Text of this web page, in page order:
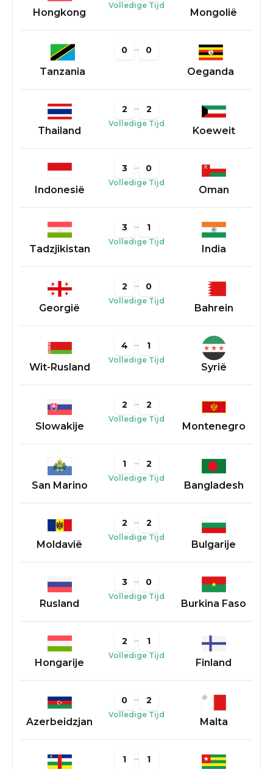
Hongkong
Volledige Tijd
Mongolië
Tanzania
0 0
Oeganda
Thailand
2 2
Volledige Tijd
Koeweit
Indonesië
3 0
Volledige Tijd
Oman
Tadzjikistan
3 1
Volledige Tijd
India
Georgië
2 0
Volledige Tijd
Bahrein
Wit-Rusland
4 1
Volledige Tijd
Syrië
Slowakije
2 2
Volledige Tijd
Montenegro
San Marino
1 2
Volledige Tijd
Bangladesh
Moldavië
2 2
Volledige Tijd
Bulgarije
Rusland
3 0
Volledige Tijd
Burkina Faso
Hongarije
2 1
Volledige Tijd
Finland
Azerbeidzjan
0 2
Volledige Tijd
Malta
1 1